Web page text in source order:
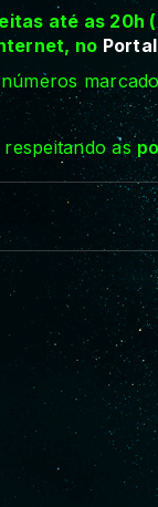
até as 20h
no
respeitando as